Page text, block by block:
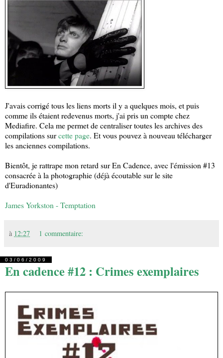
J'avais corrigé tous les liens morts il y a quelques mois, et puis
comme ils étaient redevenus morts, j'ai pris un compte chez
Mediafire. Cela me permet de centraliser toutes les archives des
compilations surcette page. Et vous pouvez à nouveau télécharger
les anciennes compilations.
Bientôt, je rattrape mon retard sur En Cadence, avec l'émission #13
consacrée à la photographie (déjà écoutable sur le site
d'Euradionantes)
James Yorkston - Temptation
à 12:27 1 commentaire:
03/06/2009
En cadence #12 : Crimes exemplaires